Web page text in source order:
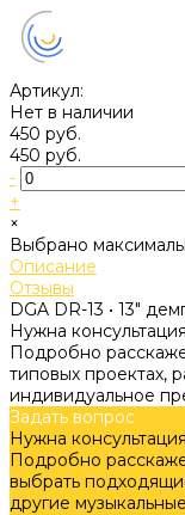
Артикул:
Нет в наличии
450 руб.
450 руб.
-
+
×
Выбрано
Описание
Отзывы
DGA DR-13 • 13"
Нужна
Подробно
типовых проектах,
индивидуальное
Задать вопрос
Нужна
Подробно
выбрать
другие